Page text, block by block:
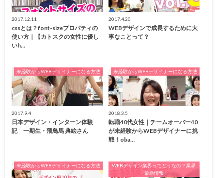
2017.12.11
cssとは？font-sizeプロパティの
使い方｜【カトスクの女性に優し
いh…
2017.4.20
WEBデザインで成長するために大
事なことって？
未経験からWEBデザイナーになる方法
2017.9.4
日本デザイン・インターン体験
記 一期生・飛鳥馬 典絵さん
未経験からWEBデザイナーになる方法
2018.3.5
転職40代女性｜チームオーバー40
が未経験からWEBデザイナーに挑
戦！oba…
未経験からWEBデザイナーになる方法
WEBデザイン業界ってどうなの？業界
最新情報